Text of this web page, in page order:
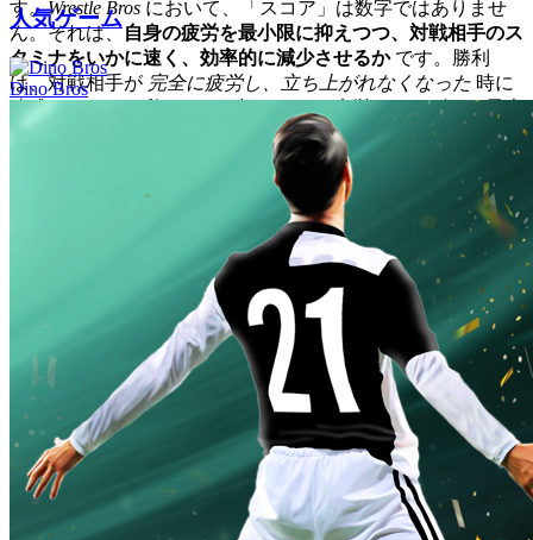
す。Wrestle Bros において、「スコア」は数字ではありませ
ん。それは、自身の疲労を最小限に抑えつつ、対戦相手のス
タミナをいかに速く、効率的に減少させるかです。勝利
は、対戦相手が 完全に疲労し、立ち上がれなくなった 時に
達成されます。私たちの目標は、この疲労メカニズムを最大
限の戦術的利点のためにリバースエンジニアリングすること
これらの習慣は、ハイレベルな Wrestle Bros
プレイの不可欠
な基盤です。無視すると危険です。
黄金習慣 1："ダブルパンチキャンセル" をマスターす
Wrestle Brosでは、静止しているプレイヤーは格好
の標的です。ダブルパンチ (
Spacebar
2回) は、あなた
の最高ダメージの基本攻撃ですが、そのリカバーアニ
メーションはあなたを危険なほど脆弱にします。
ダブ
ルパンチキャンセル
は、ダブルパンチを実行し、2回
目のヒットが繋がった直後に、マイクロムーブメント
（左右の矢印キーを素早くタップ）を実行することで
す。これにより、脆弱なエンドラグがキャンセルさ
人気ゲーム
Dino Bros